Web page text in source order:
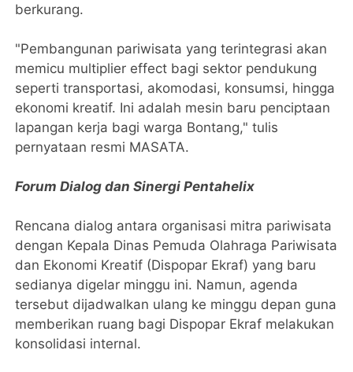
berkurang.
​"Pembangunan pariwisata yang terintegrasi akan
memicu multiplier effect bagi sektor pendukung
seperti transportasi, akomodasi, konsumsi, hingga
ekonomi kreatif. Ini adalah mesin baru penciptaan
lapangan kerja bagi warga Bontang," tulis
pernyataan resmi MASATA.
​Forum Dialog dan Sinergi Pentahelix
​Rencana dialog antara organisasi mitra pariwisata
dengan Kepala Dinas Pemuda Olahraga Pariwisata
dan Ekonomi Kreatif (Dispopar Ekraf) yang baru
sedianya digelar minggu ini. Namun, agenda
tersebut dijadwalkan ulang ke minggu depan guna
memberikan ruang bagi Dispopar Ekraf melakukan
konsolidasi internal.